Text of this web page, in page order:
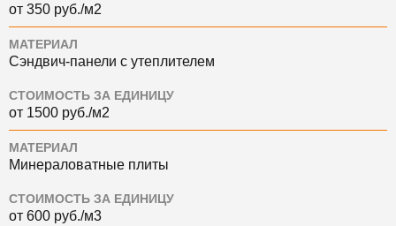
от 350 руб./м2
МАТЕРИАЛ
Сэндвич-панели с утеплителем
СТОИМОСТЬ ЗА ЕДИНИЦУ
от 1500 руб./м2
МАТЕРИАЛ
Минераловатные плиты
СТОИМОСТЬ ЗА ЕДИНИЦУ
от 600 руб./м3